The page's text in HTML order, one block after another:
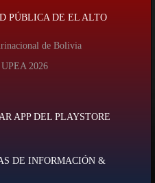
PÚBLICA DE EL ALTO
de Bolivia
2026
APP DEL PLAYSTORE
DE INFORMACIÓN &